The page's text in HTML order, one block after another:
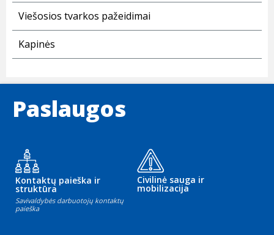
Viešosios tvarkos pažeidimai
Kapinės
Paslaugos
Kontaktų paieška ir
struktūra
Savivaldybės darbuotojų kontaktų
paieška
Civilinė sauga ir
mobilizacija